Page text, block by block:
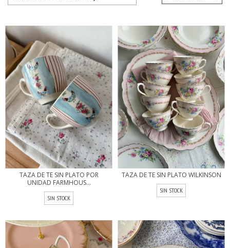
TAZA DE TE SIN PLATO POR
UNIDAD FARMHOUS...
SIN STOCK
TAZA DE TE SIN PLATO WILKINSON
SIN STOCK